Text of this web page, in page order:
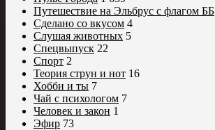
Путешествие на Эльбрус с флагом ББ
Сделано со вкусом 4
Слушая животных 5
Спецвыпуск 22
Спорт 2
Теория струн и нот 16
Хобби и ты 7
Чай с психологом 7
Человек и закон 1
Эфир 73